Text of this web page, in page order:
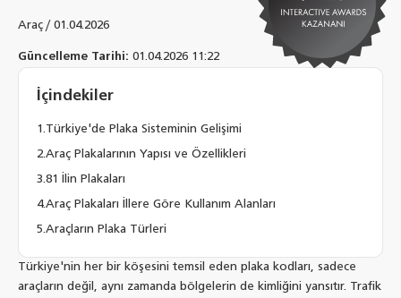
Araç / 01.04.2026
Güncelleme Tarihi: 01.04.2026 11:22
Türkiye'nin her bir köşesini temsil eden plaka kodları, sadece
araçların değil, aynı zamanda bölgelerin de kimliğini yansıtır. Trafik
İçindekiler
Türkiye'de Plaka Sisteminin Gelişimi
Araç Plakalarının Yapısı ve Özellikleri
81 İlin Plakaları
Araç Plakaları İllere Göre Kullanım Alanları
Araçların Plaka Türleri